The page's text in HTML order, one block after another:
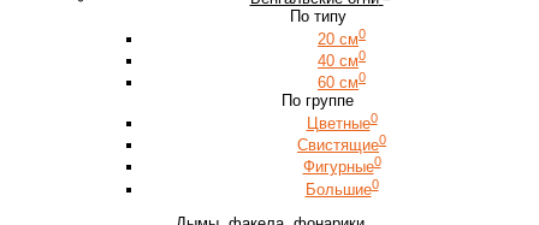
По типу
20 см0
40 см0
60 см0
По группе
Цветные0
Свистящие0
Фигурные0
Большие0